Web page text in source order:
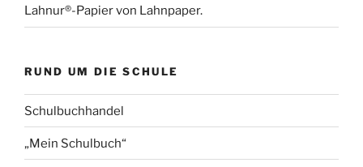
Lahnur®-Papier von Lahnpaper.
RUND UM DIE SCHULE
Schulbuchhandel
„Mein Schulbuch“